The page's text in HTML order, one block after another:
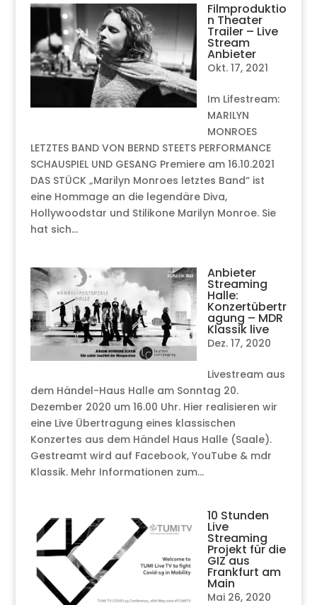
Filmproduktio
n Theater
Trailer – Live
Stream
Anbieter
Okt. 17, 2021
Im Lifestream:
MARILYN
MONROES
LETZTES BAND VON BERND STEETS PERFORMANCE
SCHAUSPIEL UND GESANG Premiere am 16.10.2021
DAS STÜCK „Marilyn Monroes letztes Band“ ist
eine Hommage an die legendäre Diva,
Hollywoodstar und Stilikone Marilyn Monroe. Sie
hat sich...
Anbieter
Streaming
Halle:
Konzertübertr
agung – MDR
Klassik live
Dez. 17, 2020
Livestream aus
dem Händel-Haus Halle am Sonntag 20.
Dezember 2020 um 16.00 Uhr. Hier realisieren wir
eine Live Übertragung eines klassischen
Konzertes aus dem Händel Haus Halle (Saale).
Gestreamt wird auf Facebook, YouTube & mdr
Klassik. Mehr Informationen zum...
10 Stunden
Live
Streaming
Projekt für die
GIZ aus
Frankfurt am
Main
Mai 26, 2020